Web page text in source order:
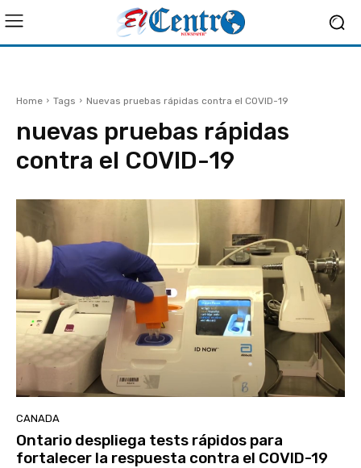
Home Tags Nuevas pruebas rápidas contra el COVID-19
nuevas pruebas rápidas
contra el COVID-19
CANADA
Ontario despliega tests rápidos para
fortalecer la respuesta contra el COVID-19